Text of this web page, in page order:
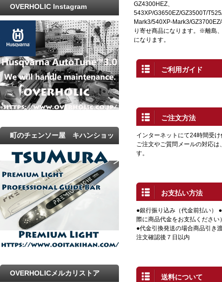
GZ4300HEZ、
543XP/G3650EZ/GZ3500T/
Mark3/540XP-Mark3/
り寄せ商品になります。※離島
になります。
ご利用ガイド
ご注文方法
インターネットにて24時間受
ご注文やご質問メールの対応
す。
お支払い方法
●銀行振り込み（代金前払い）
際に商品代金をお支払ください
●代金引換発送の場合商品引き
注文確認後７日以内
送料について
OVERHOLIC Instagram
町のチェンソー屋 キハンショッ
プ
OVERHOLICメルカリストア